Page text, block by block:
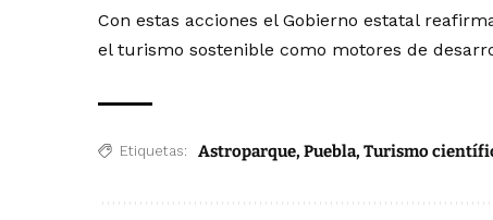
Con estas acciones el Gobierno estatal
el turismo sostenible como motores de
Etiquetas: Astroparque,Puebla,Turismo